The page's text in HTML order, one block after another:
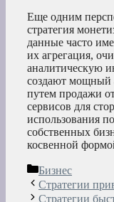
Еще одним
стратегия
данные часто
их агрегация,
аналитическую
создают мощный
путем продажи
сервисов для
использования
собственных
косвенной
Рубрики
Бизнес
Стратегии
Стратегии